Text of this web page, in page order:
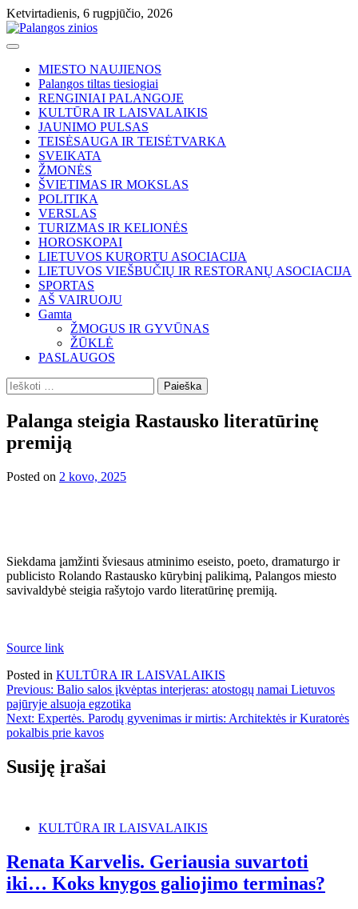
Skip
to
content
Ketvirtadienis, 6 rugpjūčio, 2026
MIESTO NAUJIENOS
Palangos tiltas tiesiogiai
RENGINIAI PALANGOJE
KULTŪRA IR LAISVALAIKIS
JAUNIMO PULSAS
TEISĖSAUGA IR TEISĖTVARKA
SVEIKATA
ŽMONĖS
ŠVIETIMAS IR MOKSLAS
POLITIKA
VERSLAS
TURIZMAS IR KELIONĖS
HOROSKOPAI
LIETUVOS KURORTU ASOCIACIJA
LIETUVOS VIEŠBUČIŲ IR RESTORANŲ ASOCIACIJA
SPORTAS
AŠ VAIRUOJU
Gamta
ŽMOGUS IR GYVŪNAS
ŽŪKLĖ
PASLAUGOS
Ieškoti:
Palanga steigia Rastausko literatūrinę
premiją
Posted on 2 kovo, 2025
Siekdama įamžinti šviesaus atminimo eseisto, poeto, dramaturgo ir
publicisto Rolando Rastausko kūrybinį palikimą, Palangos miesto
savivaldybė steigia rašytojo vardo literatūrinę premiją.
Source link
Posted in KULTŪRA IR LAISVALAIKIS
Navigacija
tarp
įrašų
Previous: Balio salos įkvėptas interjeras: atostogų namai Lietuvos
pajūryje alsuoja egzotika
Next: Expertės. Parodų gyvenimas ir mirtis: Architektės ir Kuratorės
pokalbis prie kavos
Susiję įrašai
KULTŪRA IR LAISVALAIKIS
Renata Karvelis. Geriausia suvartoti
iki… Koks knygos galiojimo terminas?